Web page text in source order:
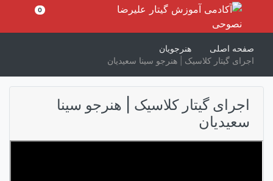
محتوا
0
صفحه اصلی
هنرجویان
اجرای گیتار کلاسیک | هنرجو سینا سعیدیان
اجرای گیتار کلاسیک | هنرجو سینا
سعیدیان